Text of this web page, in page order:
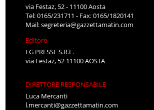
via Festaz, 52 - 11100 Aosta
Tel: 0165/231711 - Fax: 0165/1820141
Mail:segreteria@gazzettamatin.com
Editore
LG PRESSE S.R.L.
via Festaz, 52 11100 AOSTA
DIRETTORE RESPONSABILE
Luca Mercanti
l.mercanti@gazzettamatin.com